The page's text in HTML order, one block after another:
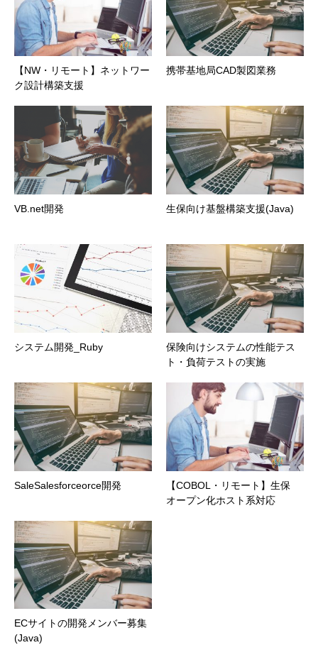
【NW・リモート】ネットワー
ク設計構築支援
携帯基地局CAD製図業務
VB.net開発 生保向け基盤構築支援(Java)
システム開発_Ruby
保険向けシステムの性能テス
ト・負荷テストの実施
SaleSalesforceorce開発
【COBOL・リモート】生保
オープン化ホスト系対応
ECサイトの開発メンバー募集
(Java)